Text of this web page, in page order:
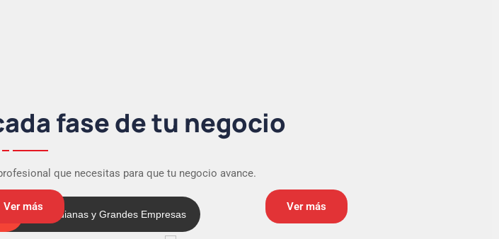
fase de tu negocio
que necesitas para que tu negocio avance.
Medianas y Grandes Empresas
Ver más Ver más